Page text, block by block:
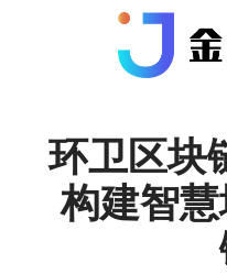
环卫区块
构建智